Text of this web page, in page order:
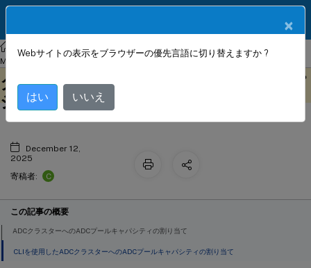
NetScalerConsole on-prem
NetScaler Application Delivery
Management 13.1
翻訳されています。
クラスターモードのNetScalerインス
タンスにおけるNetScalerプールキャパ
シティ
December 12,
2025
寄稿者:
C
この記事の概要
ADCクラスターへのADCプールキャパシティの割り当て
CLIを使用したADCクラスターへのADCプールキャパシティの割り当て
×
Webサイトの表示をブラウザーの優先言語に切り替えますか ?
はい いいえ